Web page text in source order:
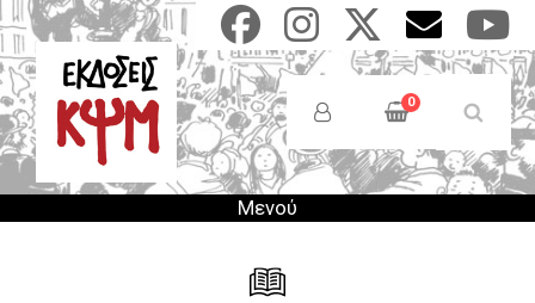
Παράκαμψη
προς
το
κυρίως
περιεχόμενο
Users
Menu
0
Μενού